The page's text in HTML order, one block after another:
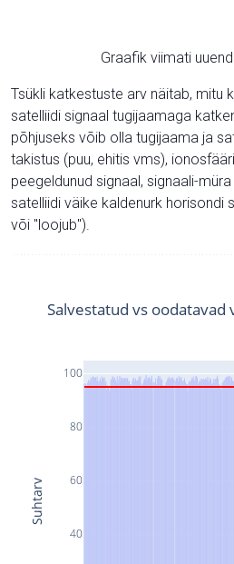
Graafik viimati
Tsükli katkestuste arv näitab, mitu
satelliidi signaal tugijaamaga
põhjuseks võib olla tugijaama ja
takistus (puu, ehitis vms),
peegeldunud signaal, signaali-
satelliidi väike kaldenurk horisondi
või "loojub").
40
60
80
100
Salvestatud vs oodatavad
Suhtarv